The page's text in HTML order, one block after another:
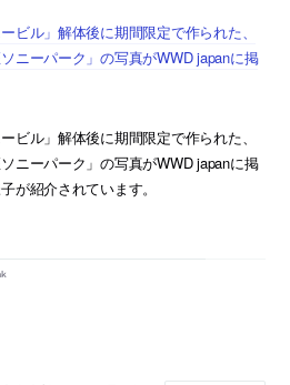
ビル」解体後に期間限定で作られた、
ニーパーク」の写真がWWD japanに掲
ビル」解体後に期間限定で作られた、
ニーパーク」の写真がWWD japanに掲
が紹介されています。